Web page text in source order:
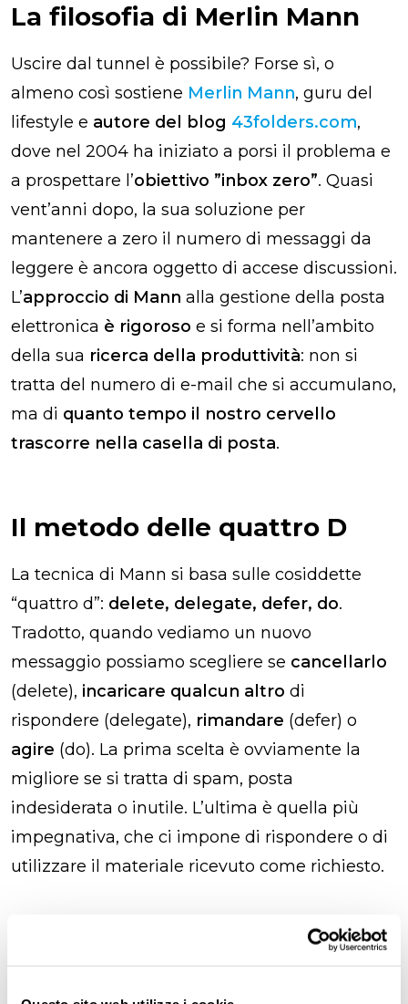
La filosofia di Merlin Mann
Uscire dal tunnel è possibile? Forse sì, o
almeno così sostiene Merlin Mann, guru del
lifestyle e autore del blog 43folders.com,
dove nel 2004 ha iniziato a porsi il problema e
a prospettare l’obiettivo ”inbox zero”. Quasi
vent’anni dopo, la sua soluzione per
mantenere a zero il numero di messaggi da
leggere è ancora oggetto di accese discussioni.
L’approccio di Mann alla gestione della posta
elettronica è rigoroso e si forma nell’ambito
della sua ricerca della produttività: non si
tratta del numero di e-mail che si accumulano,
ma di quanto tempo il nostro cervello
trascorre nella casella di posta.
Il metodo delle quattro D
La tecnica di Mann si basa sulle cosiddette
“quattro d”: delete, delegate, defer, do.
Tradotto, quando vediamo un nuovo
messaggio possiamo scegliere se cancellarlo
(delete), incaricare qualcun altro di
rispondere (delegate), rimandare (defer) o
agire (do). La prima scelta è ovviamente la
migliore se si tratta di spam, posta
indesiderata o inutile. L’ultima è quella più
impegnativa, che ci impone di rispondere o di
utilizzare il materiale ricevuto come richiesto.
Un impegno quotidiano
Un altro principio di Mann di cui far tesoro è